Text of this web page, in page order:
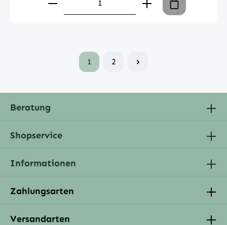
1 2
Beratung
Shopservice
Informationen
Zahlungsarten
Versandarten